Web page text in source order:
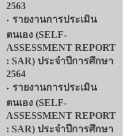
2563
รายงานการประเมิน
ตนเอง (SELF-
ASSESSMENT REPORT
: SAR) ประจำปีการศึกษา
2564
รายงานการประเมิน
ตนเอง (SELF-
ASSESSMENT REPORT
: SAR) ประจำปีการศึกษา